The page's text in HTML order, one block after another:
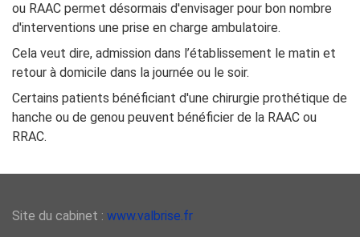
ou RAAC permet désormais d'envisager pour bon nombre
d'interventions une prise en charge ambulatoire.
Cela veut dire, admission dans l’établissement le matin et
retour à domicile dans la journée ou le soir.
Certains patients bénéficiant d'une chirurgie prothétique de
hanche ou de genou peuvent bénéficier de la RAAC ou
RRAC.
Site du cabinet : www.valbrise.fr